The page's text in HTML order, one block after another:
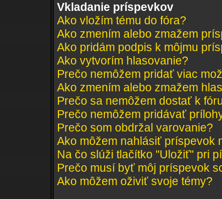
Vkladanie príspevkov
Ako vložím tému do fóra?
Ako zmením alebo zmažem
Ako pridám podpis k môjmu
Ako vytvorím hlasovanie?
Prečo nemôžem pridať viac
Ako zmením alebo zmažem
Prečo sa nemôžem dostať k
Prečo nemôžem pridávať
Prečo som obdržal varovanie?
Ako môžem nahlásiť príspevok
Na čo slúži tlačítko "Uložiť" pri
Prečo musí byť môj príspevok
Ako môžem oživiť svoje témy?